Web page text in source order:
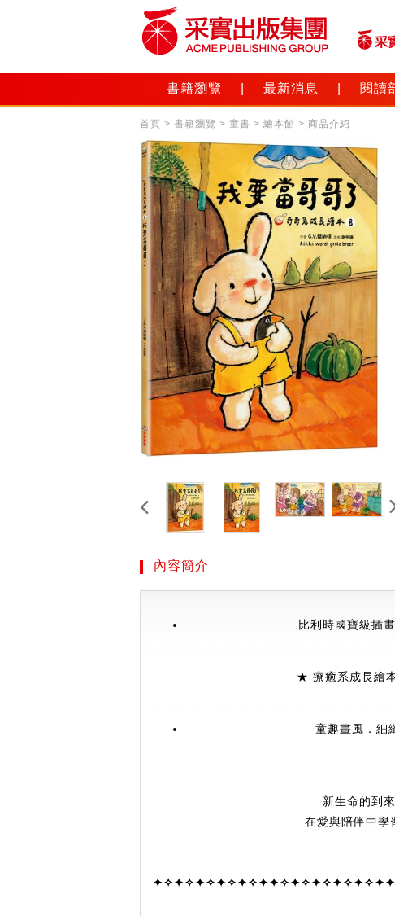
書籍瀏覽 最新消息 閱讀
首頁 > 書籍瀏覽 > 童書 > 繪本館 > 商品介紹
內容簡介
比利時國寶級插
★ 療癒系成長繪
童趣畫風．細
新生命的到
在愛與陪伴中學